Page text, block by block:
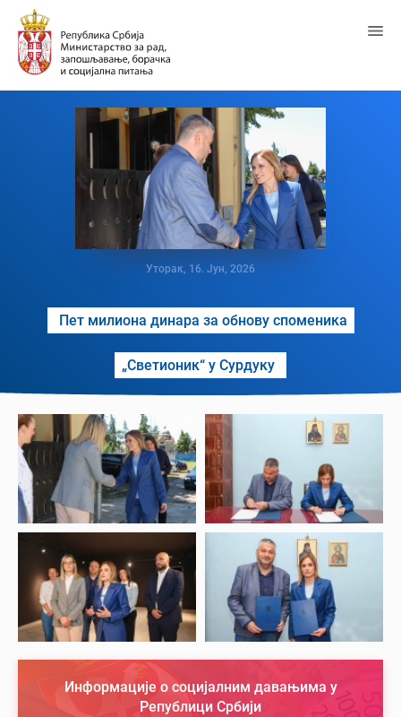
Пређи
главни
садржај
Уторак, 16. Јун, 2026
Пет милиона динара за обнову споменика
„Светионик“ у Сурдуку
Информације о социјалним давањима у
Републици Србији